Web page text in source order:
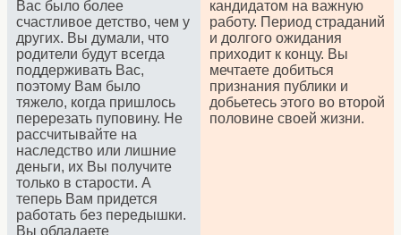
Вас было более
счастливое детство, чем у
других. Вы думали, что
родители будут всегда
поддерживать Вас,
поэтому Вам было
тяжело, когда пришлось
перерезать пуповину. Не
рассчитывайте на
наследство или лишние
деньги, их Вы получите
только в старости. А
теперь Вам придется
работать без передышки.
Вы обладаете
кандидатом на важную
работу. Период страданий
и долгого ожидания
приходит к концу. Вы
мечтаете добиться
признания публики и
добьетесь этого во второй
половине своей жизни.